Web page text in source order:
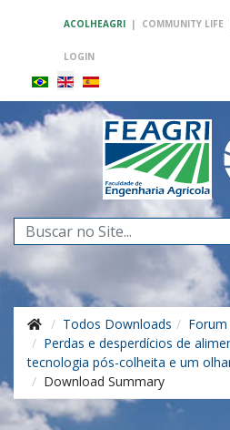
ACOLHEAGRI | COMMUNITY LIFE
LOGIN
Search
...
Todos Downloads
Forum
Perdas e desperdícios de
tecnologia pós-colheita e um
Download Summary